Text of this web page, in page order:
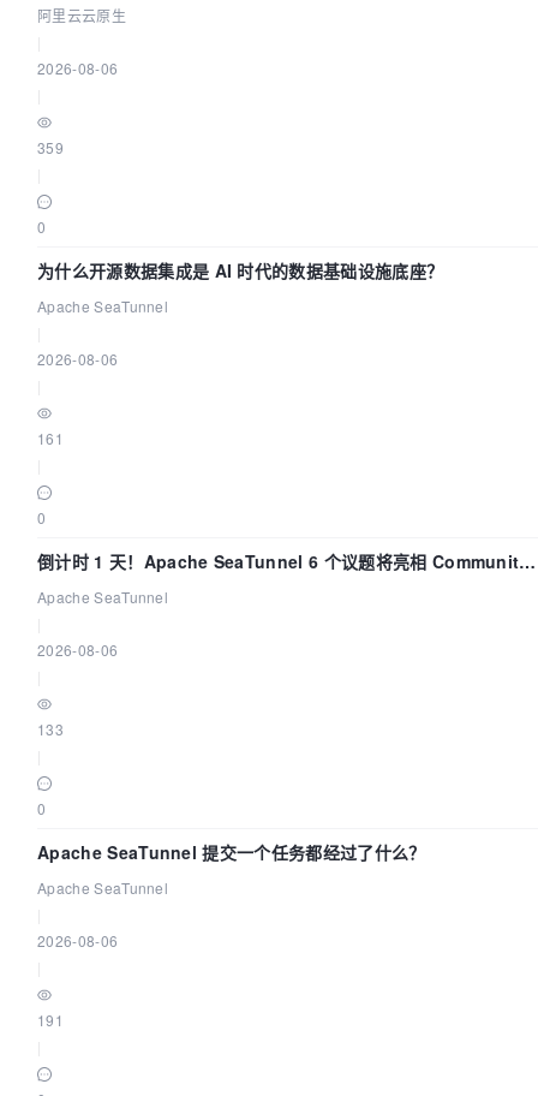
源
阿里云云原生
2026-08-06
359
0
为什么开源数据集成是 AI 时代的数据基础设施底座？
Apache SeaTunnel
2026-08-06
161
0
倒计时 1 天！Apache SeaTunnel 6 个议题将亮相 Community
Over Code Asia 2026
Apache SeaTunnel
2026-08-06
133
0
Apache SeaTunnel 提交一个任务都经过了什么？
Apache SeaTunnel
2026-08-06
191